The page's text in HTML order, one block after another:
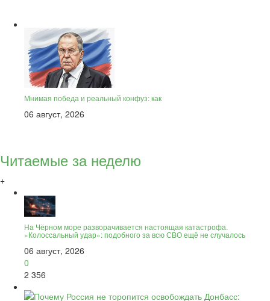
Мнимая победа и реальный конфуз: как
06 август, 2026
Читаемые за неделю
+
На Чёрном море разворачивается настоящая катастрофа.
«Колоссальный удар»: подобного за всю СВО ещё не случалось
06 август, 2026
0
2 356